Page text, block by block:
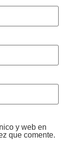
y web en
que comente.